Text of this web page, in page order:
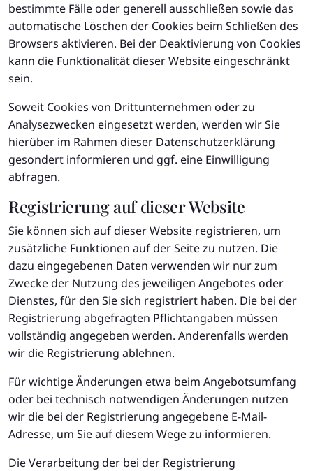
bestimmte Fälle oder generell ausschließen sowie das
automatische Löschen der Cookies beim Schließen des
Browsers aktivieren. Bei der Deaktivierung von Cookies
kann die Funktionalität dieser Website eingeschränkt
sein.
Soweit Cookies von Drittunternehmen oder zu
Analysezwecken eingesetzt werden, werden wir Sie
hierüber im Rahmen dieser Datenschutzerklärung
gesondert informieren und ggf. eine Einwilligung
abfragen.
Registrierung auf dieser Website
Sie können sich auf dieser Website registrieren, um
zusätzliche Funktionen auf der Seite zu nutzen. Die
dazu eingegebenen Daten verwenden wir nur zum
Zwecke der Nutzung des jeweiligen Angebotes oder
Dienstes, für den Sie sich registriert haben. Die bei der
Registrierung abgefragten Pflichtangaben müssen
vollständig angegeben werden. Anderenfalls werden
wir die Registrierung ablehnen.
Für wichtige Änderungen etwa beim Angebotsumfang
oder bei technisch notwendigen Änderungen nutzen
wir die bei der Registrierung angegebene E-Mail-
Adresse, um Sie auf diesem Wege zu informieren.
Die Verarbeitung der bei der Registrierung